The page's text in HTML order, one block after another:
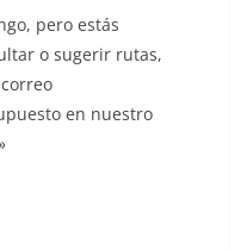
pero estás
o sugerir rutas,
en nuestro